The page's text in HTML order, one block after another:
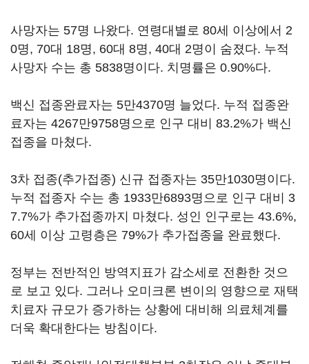
사망자는 57명 나왔다. 연령대별로 80세 이상에서 2
0명, 70대 18명, 60대 8명, 40대 2명이 숨졌다. 누적
사망자 수는 총 5838명이다. 치명률은 0.90%다.
백신 접종완료자는 5만4370명 늘었다. 누적 접종완
료자는 4267만9758명으로 인구 대비 83.2%가 백신
접종을 마쳤다.
3차 접종(추가접종) 신규 접종자는 35만1030명이다.
누적 접종자 수는 총 1933만6893명으로 인구 대비 3
7.7%가 추가접종까지 마쳤다. 성인 인구로는 43.6%,
60세 이상 고령층은 79%가 추가접종을 완료했다.
정부는 전반적인 방역지표가 감소세로 전환한 것으
로 보고 있다. 그러나 오미크론 변이의 영향으로 재택
치료자 규모가 증가하는 상황에 대비해 의료체계를
더욱 확대한다는 방침이다.